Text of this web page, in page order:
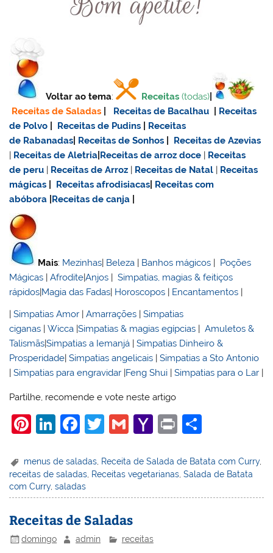
Voltar ao tema: Receitas (todas)
Receitas de Saladas
Receitas de Bacalhau
Receitas
de Polvo
Receitas de Pudins
Receitas
de Rabanadas Receitas de Sonhos
Receitas de Azevias
| Receitas de Aletria Receitas dearroz doce | Receitas
de peru | Receitas de Arroz | Receitas de Natal | Receitas
mágicas
Receitas afrodisiacas Receitas com
abóbora Receitas de canja
Mais: Mezinhas Beleza Banhos mágicos
Poções
Mágicas |Afrodite|Anjos |Simpatias, magias & feitiços
rápidos Magia das Fadas Horoscopos Encantamentos
|Simpatias Amor |Amarrações |Simpatias
ciganas |Wicca |Simpatias & magias egípcias |Amuletos &
Talismãs|Simpatias a Iemanjá |Simpatias Dinheiro &
Prosperidade|Simpatias angelicais |Simpatias a Sto Antonio
|Simpatias para engravidar |Feng Shui |Simpatias para o Lar |
Partilhe, recomende e vote neste artigo
Pi
er
e
st
Li
k
e
dI
n
F
c
e
b
o
o
T
itt
er
G
ai
l
Y
h
o
o
ai
Pr
t
ar
e
menus de saladas Receita de Salada de Batata com Curry,
receitas de saladas Receitas vegetarianas ,Salada de Batata
com Curry,saladas
Receitas de Saladas
domingo admin receitas